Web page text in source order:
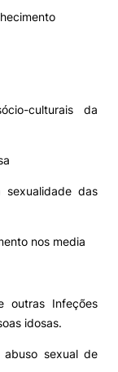
culturais da
das
nos media
outras Infeções
idosas.
sexual de